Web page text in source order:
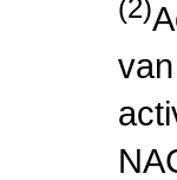
(2)